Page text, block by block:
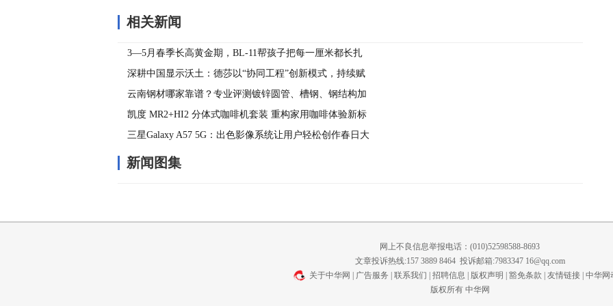
相关新闻
3—5月春季长高黄金期，BL-11帮孩子把每一厘米都长扎
深耕中国显示沃土：德莎以“协同工程”创新模式，持续赋
能技术革新
云南钢材哪家靠谱？专业评测镀锌圆管、槽钢、钢结构加
工优选品牌
凯度 MR2+HI2 分体式咖啡机套装 重构家用咖啡体验新标
三星Galaxy A57 5G：出色影像系统让用户轻松创作春日大
片 新闻图集
网上不良信息举报电话：(010)52598588-8693
文章投诉热线:157 3889 8464 投诉邮箱:7983347 16@qq.com
关于中华网 | 广告服务 | 联系我们 | 招聘信息 | 版权声明 | 豁免条款 | 友情链接| 中华网
版权所有 中华网